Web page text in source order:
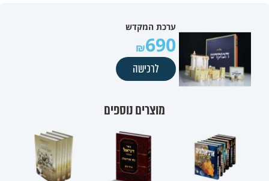
ערכת המקדש
690
לרכישה
מוצרים נוספים